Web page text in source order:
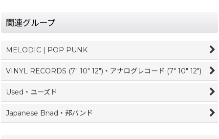
関連グループ
MELODIC | POP PUNK
VINYL RECORDS (7" 10" 12")・アナログレコード (7" 10" 12")
Used・ユーズド
Japanese Bnad・邦バンド